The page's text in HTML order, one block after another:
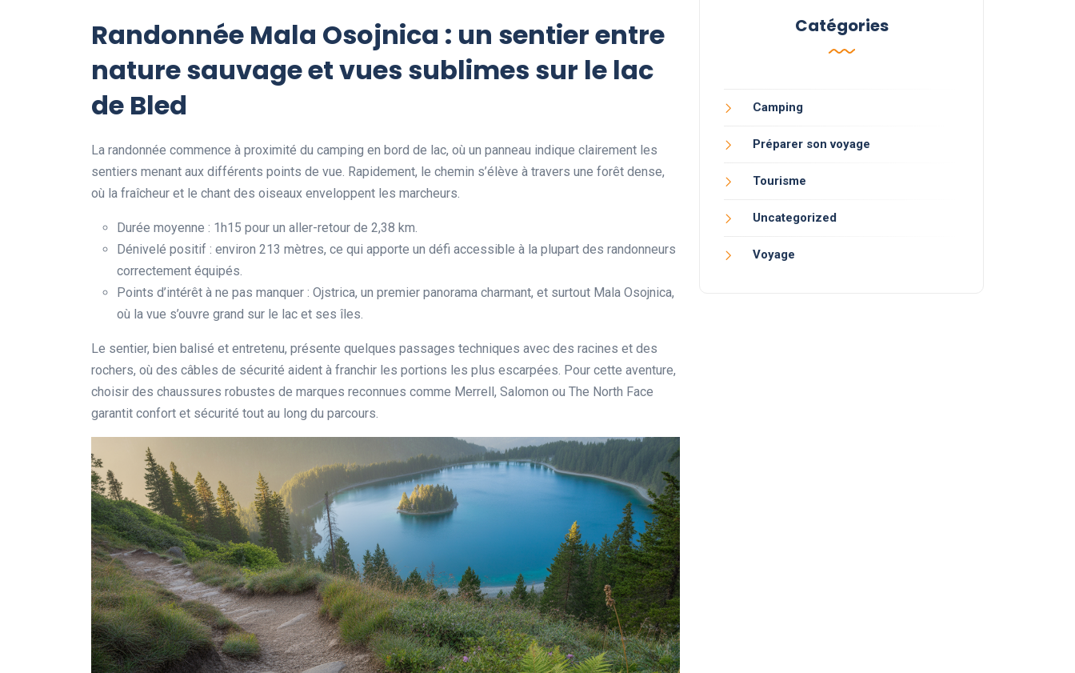
Randonnée Mala Osojnica : un sentier entre
nature sauvage et vues sublimes sur le lac
de Bled
La randonnée commence à proximité du camping en bord de lac, où un panneau indique clairement les
sentiers menant aux différents points de vue. Rapidement, le chemin s’élève à travers une forêt dense,
où la fraîcheur et le chant des oiseaux enveloppent les marcheurs.
Durée moyenne : 1h15 pour un aller-retour de 2,38 km.
Dénivelé positif : environ 213 mètres, ce qui apporte un défi accessible à la plupart des randonneurs
correctement équipés.
Points d’intérêt à ne pas manquer : Ojstrica, un premier panorama charmant, et surtout Mala Osojnica,
où la vue s’ouvre grand sur le lac et ses îles.
Le sentier, bien balisé et entretenu, présente quelques passages techniques avec des racines et des
rochers, où des câbles de sécurité aident à franchir les portions les plus escarpées. Pour cette aventure,
choisir des chaussures robustes de marques reconnues comme Merrell, Salomon ou The North Face
garantit confort et sécurité tout au long du parcours.
Catégories
Camping
Préparer son voyage
Tourisme
Uncategorized
Voyage